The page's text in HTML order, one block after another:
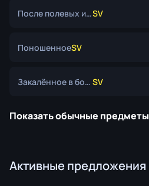
После полевых испытанийSV
ПоношенноеSV
Закалённое в боях SV
Показать обычные предметы
Активные предложения